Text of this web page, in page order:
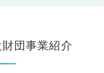
団事業紹介